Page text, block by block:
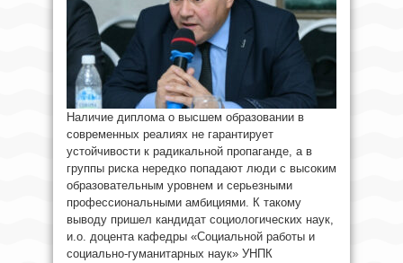
Наличие диплома о высшем образовании в
современных реалиях не гарантирует
устойчивости к радикальной пропаганде, а в
группы риска нередко попадают люди с высоким
образовательным уровнем и серьезными
профессиональными амбициями. К такому
выводу пришел кандидат социологических наук,
и.о. доцента кафедры «Социальной работы и
социально-гуманитарных наук» УНПК